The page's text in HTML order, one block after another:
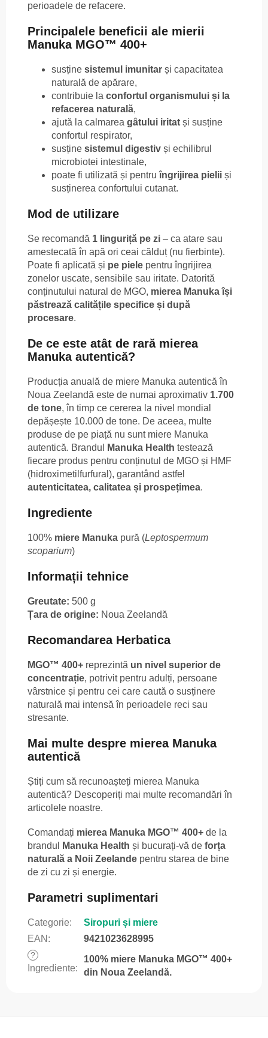
perioadele de refacere.
Principalele beneficii ale mierii
Manuka MGO™ 400+
susține sistemul imunitar și capacitatea
naturală de apărare,
contribuie la confortul organismului și la
refacerea naturală,
ajută la calmarea gâtului iritat și susține
confortul respirator,
susține sistemul digestiv și echilibrul
microbiotei intestinale,
poate fi utilizată și pentruîngrijirea pielii și
susținerea confortului cutanat.
Mod de utilizare
Se recomandă 1 linguriță pe zi – ca atare sau
amestecată în apă ori ceai călduț (nu fierbinte).
Poate fi aplicată și pe piele pentru îngrijirea
zonelor uscate, sensibile sau iritate. Datorită
conținutului natural de MGO, mierea Manuka își
păstrează calitățile specifice și după
procesare.
De ce este atât de rară mierea
Manuka autentică?
Producția anuală de miere Manuka autentică în
Noua Zeelandă este de numai aproximativ 1.700
de tone, în timp ce cererea la nivel mondial
depășește 10.000 de tone. De aceea, multe
produse de pe piață nu sunt miere Manuka
autentică. Brandul
Manuka Health testează
fiecare produs pentru conținutul de MGO și HMF
(hidroximetilfurfural), garantând astfel
autenticitatea, calitatea și prospețimea.
Ingrediente
100% miere Manuka pură (Leptospermum
scoparium)
Informații tehnice
Greutate: 500 g
Țara de origine: Noua Zeelandă
Recomandarea Herbatica
MGO™ 400+ reprezintă un nivel superior de
concentrație, potrivit pentru adulți, persoane
vârstnice și pentru cei care caută o susținere
naturală mai intensă în perioadele reci sau
stresante.
Mai multe despre mierea Manuka
autentică
Știți cum să recunoașteți mierea Manuka
autentică? Descoperiți mai multe recomandări în
articolele noastre.
Comandați mierea Manuka MGO™ 400+ de la
brandul
Manuka Health și bucurați-vă de forța
naturală a Noii Zeelande pentru starea de bine
de zi cu zi și energie.
Parametri suplimentari
Categorie:
Siropuri și miere
EAN : 9421023628995
?
Ingrediente:
100% miere Manuka MGO™ 400+
din Noua Zeelandă.